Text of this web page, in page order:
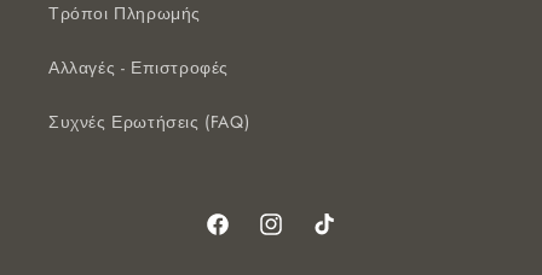
Τρόποι Πληρωμής
Αλλαγές - Επιστροφές
Συχνές Ερωτήσεις (FAQ)
FacebookInstagramTikTok